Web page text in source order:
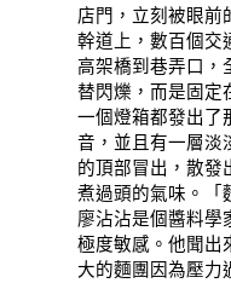
店門，立刻被眼前
幹道上，數百個交
高架橋到巷弄口，
替閃爍，而是固定
一個燈箱都發出了
音，並且有一層淡
的頂部冒出，散
煮過頭的氣味。「
廖沾沾是個醬料學
極度敏感。他聞出
大的麵團因為壓力